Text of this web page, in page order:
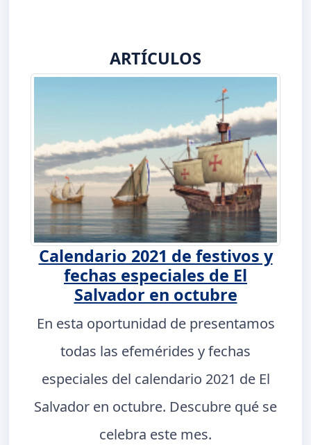
ARTÍCULOS
Calendario 2021 de festivos y
fechas especiales de El
Salvador en octubre
En esta oportunidad de presentamos
todas las efemérides y fechas
especiales del calendario 2021 de El
Salvador en octubre. Descubre qué se
celebra este mes.